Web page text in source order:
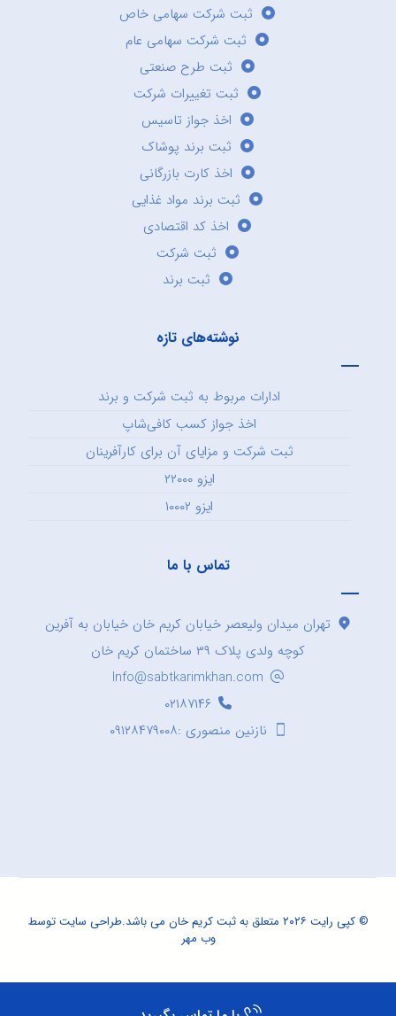
ثبت شرکت سهامی خاص
ثبت شرکت سهامی عام
ثبت طرح صنعتی
ثبت تغییرات شرکت
اخذ جواز تاسیس
ثبت برند پوشاک
اخذ کارت بازرگانی
ثبت برند مواد غذایی
اخذ کد اقتصادی
ثبت شرکت
ثبت برند
نوشته‌های تازه
ادارات مربوط به ثبت شرکت و برند
اخذ جواز کسب کافی‌شاپ
ثبت شرکت و مزایای آن برای کارآفرینان
ایزو ۲۲۰۰۰
ایزو ۱۰۰۰۲
تماس با ما
تهران میدان ولیعصر خیابان کریم خان خیابان به آفرین
کوچه ولدی پلاک ۳۹ ساختمان کریم خان
Info@sabtkarimkhan.com
۰۲۱۸۷۱۴۶
نازنین منصوری :۰۹۱۲۸۴۷۹۰۰۸
© کپی رایت ۲۰۲۶ متعلق به ثبت کریم خان می باشد. طراحی سایتتوسط
وب مهر